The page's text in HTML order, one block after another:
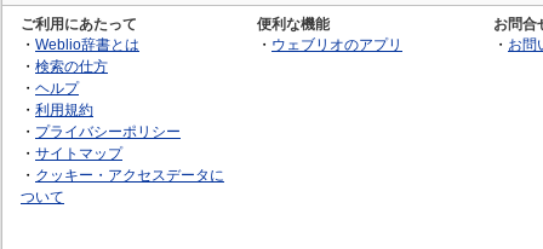
ご利用にあたって
・ Weblio辞書とは
・ 検索の仕方
・ ヘルプ
・ 利用規約
・ プライバシーポリシー
・ サイトマップ
・ クッキー・アクセスデータに
ついて
便利な機能
・ ウェブリオのアプリ
お問合
・ お問